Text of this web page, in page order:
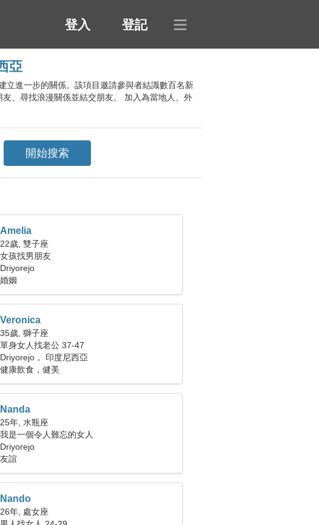
登入 登記
亞
立進一步的關係。該項目邀請參與者結識數百名新
、尋找浪漫關係並結交朋友。 加入為當地人、外
Amelia
22歲, 雙子座
女孩找男朋友
Driyorejo
婚姻
Veronica
35歲, 獅子座
單身女人找老公 37-47
Driyorejo， 印度尼西亞
健康飲食，健美
Nanda
25年, 水瓶座
我是一個令人難忘的女人
Driyorejo
友誼
Nando
26年, 處女座